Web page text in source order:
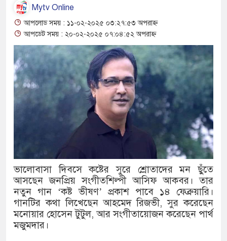
রং ফর্সাকারী ৮ ব্র্যান্ডের ক্রিমে
থাকায় বিক্রিতে নিষেধাজ্ঞা
অত্যাচারের ছবি যেন আর তুলতে
আলাল
‘গুলশানের চামেলি’তে ভিন্ন রূপে
যৌনকর্মীর দালাল চরিত্রে
সারজিস-পাটোয়ারীসহ ১০ জনের
গুলশান থেকে সাবেক মন্ত্রী লতিফ
‘স্কুটি নাকি গোল্ড?’
এর ফ্রিডম ব্র্যান্ড, বাড়ল ক্যাম্পেইনের
Mytv Online
আপলোড সময় : ১১-০২-২০২৫ ০৩:২৭:৫৩ অপরাহ্ন
আপডেট সময় : ২০-০২-২০২৫ ০৭:০৪:৫২ অপরাহ্ন
ভালোবাসা দিবসে কষ্টের সুরে শ্রোতাদের মন ছুঁতে
আসছেন জনপ্রিয় সংগীতশিল্পী আসিফ আকবর। তার
নতুন গান ‘কষ্ট ভীষণ’ প্রকাশ পাবে ১৪ ফেব্রুয়ারি।
গানটির কথা লিখেছেন আহমেদ রিজভী, সুর করেছেন
মনোয়ার হোসেন টুটুল, আর সংগীতায়োজন করেছেন পার্থ
মজুমদার।